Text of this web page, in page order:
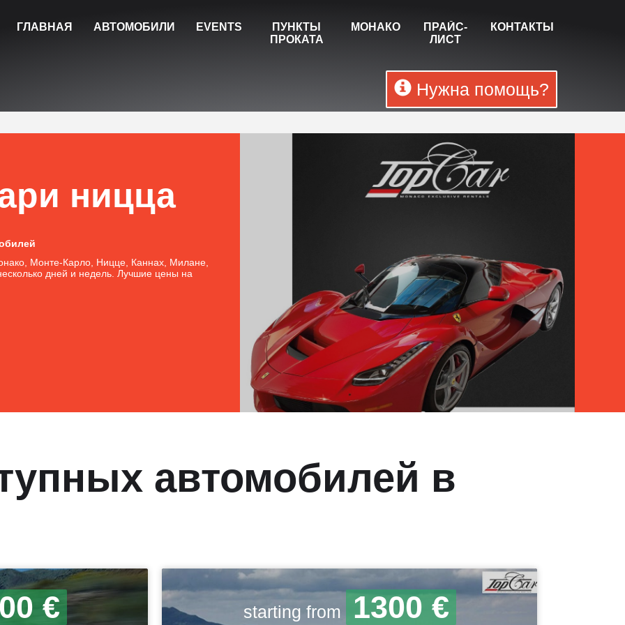
КОНТАКТЫ
ПРАЙС-
ЛИСТ
МОНАКО
ПУНКТЫ
ПРОКАТА
EVENTS
АВТОМОБИЛИ
ГЛАВНАЯ
Нужна помощь?
ницца
Монте-Карло, Ницце, Каннах, Милане,
дней и недель. Лучшие цены на
автомобилей в
€ starting from 1300 €